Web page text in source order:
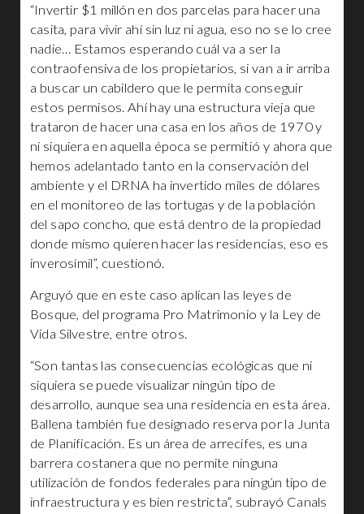
“Invertir $1 millón en dos parcelas para hacer una
casita, para vivir ahí sin luz ni agua, eso no se lo cree
nadie… Estamos esperando cuál va a ser la
contraofensiva de los propietarios, si van a ir arriba
a buscar un cabildero que le permita conseguir
estos permisos. Ahí hay una estructura vieja que
trataron de hacer una casa en los años de 1970 y
ni siquiera en aquella época se permitió y ahora que
hemos adelantado tanto en la conservación del
ambiente y el DRNA ha invertido miles de dólares
en el monitoreo de las tortugas y de la población
del sapo concho, que está dentro de la propiedad
donde mismo quieren hacer las residencias, eso es
inverosímil”, cuestionó.
Arguyó que en este caso aplican las leyes de
Bosque, del programa Pro Matrimonio y la Ley de
Vida Silvestre, entre otros.
“Son tantas las consecuencias ecológicas que ni
siquiera se puede visualizar ningún tipo de
desarrollo, aunque sea una residencia en esta área.
Ballena también fue designado reserva por la Junta
de Planificación. Es un área de arrecifes, es una
barrera costanera que no permite ninguna
utilización de fondos federales para ningún tipo de
infraestructura y es bien restricta”, subrayó Canals